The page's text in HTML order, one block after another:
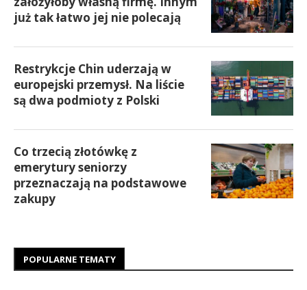
już tak łatwo jej nie polecają
Restrykcje Chin uderzają w
europejski przemysł. Na liście
są dwa podmioty z Polski
Co trzecią złotówkę z
emerytury seniorzy
przeznaczają na podstawowe
zakupy
POPULARNE TEMATY